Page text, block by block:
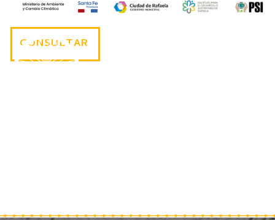
CONSULTAR